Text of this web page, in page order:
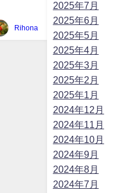
Rihona
2025年7月
2025年6月
2025年5月
2025年4月
2025年3月
2025年2月
2025年1月
2024年12月
2024年11月
2024年10月
2024年9月
2024年8月
2024年7月